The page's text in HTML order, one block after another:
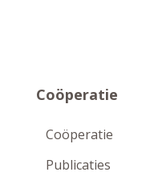
Coöperatie
Coöperatie
Publicaties